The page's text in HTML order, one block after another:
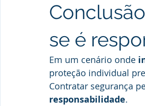
se é
Em um cenário onde
proteção individual
Contratar segurança
responsabilidade.